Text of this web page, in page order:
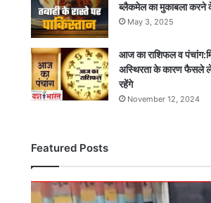
ब्लैकमेल का मुकाबला करने
May 3, 2025
आज का राशिफल व
अस्थिरता के कारण फैसले
रहेंगे
November 12, 2024
Featured Posts
दर्दनाक